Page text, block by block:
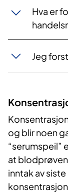
Hva er
Jeg
og blir noen
“serumspeil”
at
inntak av